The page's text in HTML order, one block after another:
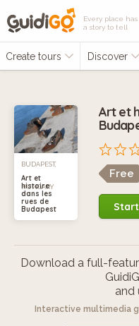
Every place has
a story to tell
Create tours Discover
BUDAPEST,
HUNGARY
Art et
histoire
dans les
rues de
Budapest
Art et
Free
Start
Download a full-
and
Interactive multimedia